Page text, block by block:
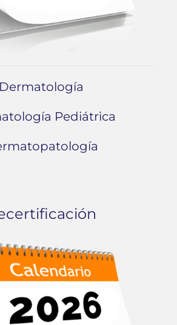
Dermatología
Pediátrica